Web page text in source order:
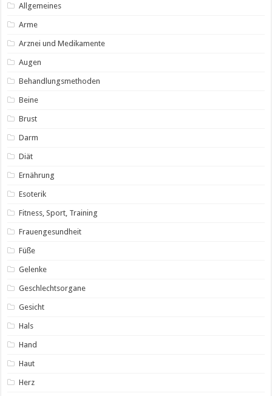
Allgemeines
Arme
Arznei und Medikamente
Augen
Behandlungsmethoden
Beine
Brust
Darm
Diät
Ernährung
Esoterik
Fitness, Sport, Training
Frauengesundheit
Füße
Gelenke
Geschlechtsorgane
Gesicht
Hals
Hand
Haut
Herz